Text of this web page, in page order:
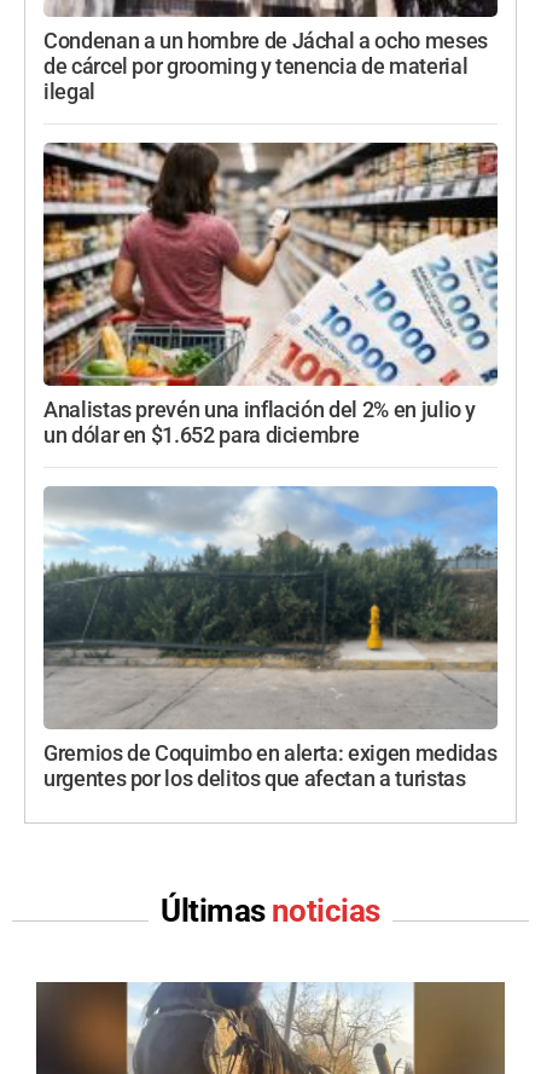
Condenan a un hombre de Jáchal a ocho meses
de cárcel por grooming y tenencia de material
ilegal
Analistas prevén una inflación del 2% en julio y
un dólar en $1.652 para diciembre
Gremios de Coquimbo en alerta: exigen medidas
urgentes por los delitos que afectan a turistas
Últimas noticias